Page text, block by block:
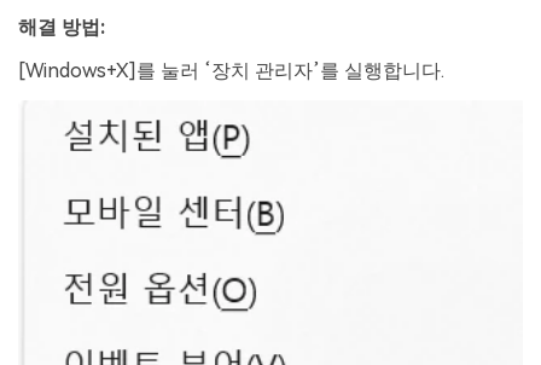
해결 방법:
[Windows+X]를 눌러 ‘장치 관리자’를 실행합니다.